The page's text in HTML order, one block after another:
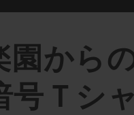
園から
号Ｔシ